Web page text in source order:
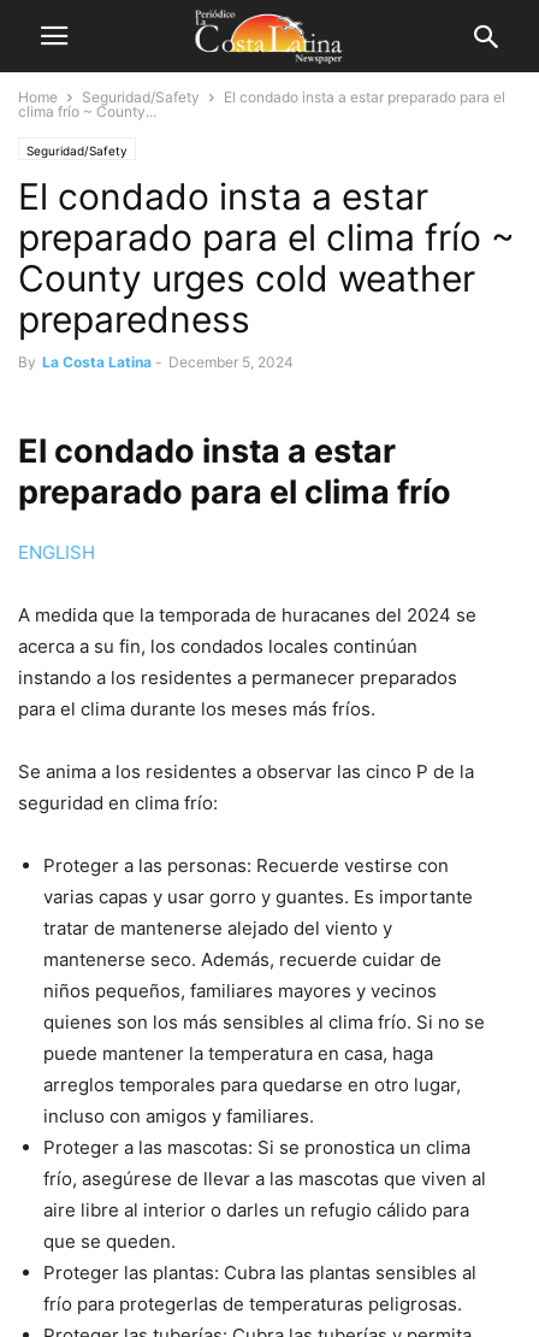
Home Seguridad/Safety
El condado insta a estar preparado para el
clima frío ~ County...
Seguridad/Safety
El condado insta a estar
preparado para el clima frío ~
County urges cold weather
preparedness
By La Costa Latina - December 5, 2024
El condado insta a estar
preparado para el clima frío
ENGLISH
A medida que la temporada de huracanes del 2024 se
acerca a su fin, los condados locales continúan
instando a los residentes a permanecer preparados
para el clima durante los meses más fríos.
Se anima a los residentes a observar las cinco P de la
seguridad en clima frío:
Proteger a las personas: Recuerde vestirse con
varias capas y usar gorro y guantes. Es importante
tratar de mantenerse alejado del viento y
mantenerse seco. Además, recuerde cuidar de
niños pequeños, familiares mayores y vecinos
quienes son los más sensibles al clima frío. Si no se
puede mantener la temperatura en casa, haga
arreglos temporales para quedarse en otro lugar,
incluso con amigos y familiares.
Proteger a las mascotas: Si se pronostica un clima
frío, asegúrese de llevar a las mascotas que viven al
aire libre al interior o darles un refugio cálido para
que se queden.
Proteger las plantas: Cubra las plantas sensibles al
frío para protegerlas de temperaturas peligrosas.